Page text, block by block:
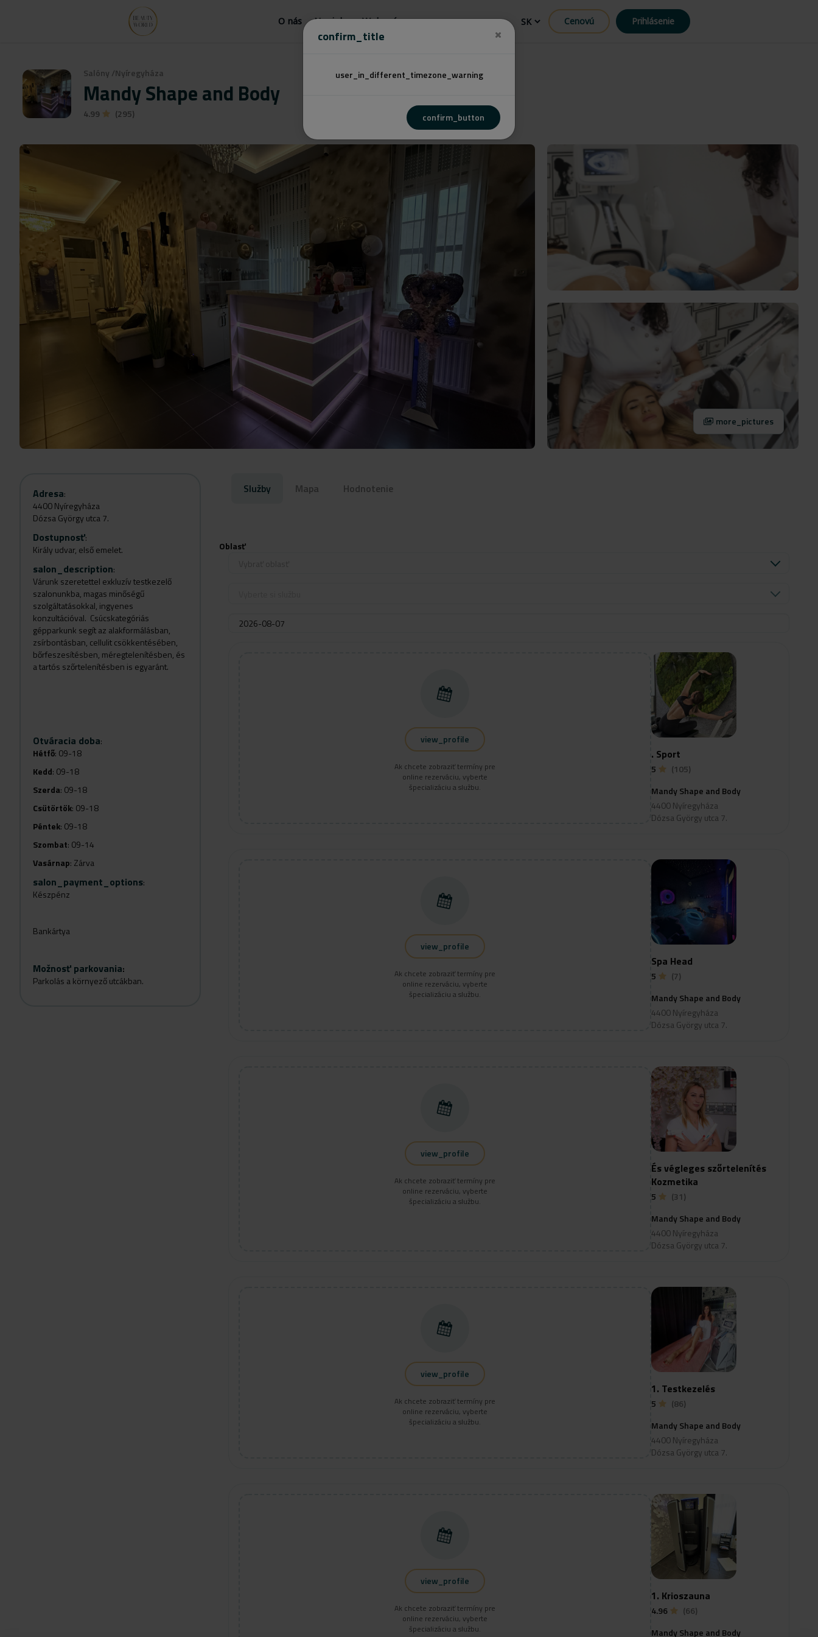
confirm_title
user_in_different_timezone_warning
confirm_button
O nás Novinky Webový Cenovú Prihlásenie
Salóny /Nyíregyháza
Mandy Shape and Body
4.99 (295)
more_pictures
Adresa:
4400 Nyíregyháza
Dózsa György utca 7.
Dostupnosť:
Király udvar, első emelet.
salon_description:
Várunk szeretettel exkluzív testkezelő
szalonunkba, magas minőségű
szolgáltatásokkal, ingyenes
konzultációval. Csúcskategóriás
gépparkunk segít az alakformálásban,
zsírbontásban, cellulit csökkentésében,
bőrfeszesítésben, méregtelenítésben, és
a tartós szőrtelenítésben is egyaránt.
Otváracia doba:
Hétfő: 09-18
Kedd: 09-18
Szerda: 09-18
Csütörtök: 09-18
Péntek: 09-18
Szombat: 09-14
Vasárnap: Zárva
salon_payment_options:
Készpénz
Bankártya
Možnosť parkovania:
Parkolás a környező utcákban.
Služby Mapa Hodnotenie
Oblasť
view_profile
Ak chcete zobraziť termíny pre
online rezerváciu, vyberte
špecializáciu a službu.
. Sport
5
(105)
Mandy Shape and Body
4400 Nyíregyháza
Dózsa György utca 7.
view_profile
Ak chcete zobraziť termíny pre
online rezerváciu, vyberte
špecializáciu a službu.
Spa Head
5
(7)
Mandy Shape and Body
4400 Nyíregyháza
Dózsa György utca 7.
view_profile
Ak chcete zobraziť termíny pre
online rezerváciu, vyberte
špecializáciu a službu.
És végleges szőrtelenítés
Kozmetika
5
(31)
Mandy Shape and Body
4400 Nyíregyháza
Dózsa György utca 7.
view_profile
Ak chcete zobraziť termíny pre
online rezerváciu, vyberte
špecializáciu a službu.
1. Testkezelés
5
(86)
Mandy Shape and Body
4400 Nyíregyháza
Dózsa György utca 7.
view_profile
Ak chcete zobraziť termíny pre
online rezerváciu, vyberte
špecializáciu a službu.
1. Krioszauna
4.96
(66)
Mandy Shape and Body